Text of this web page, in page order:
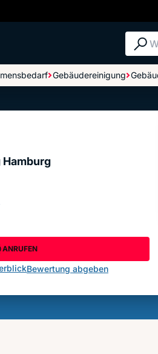
Gebäudereinigung
ANRUFEN
Bewertung abgeben